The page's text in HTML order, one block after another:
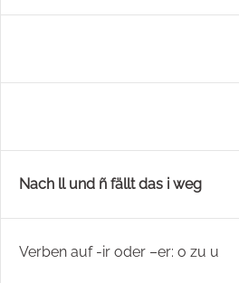
Nach ll und ñ fällt das i weg
Verben auf -ir oder –er: o zu u